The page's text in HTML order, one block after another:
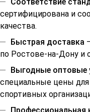
сертифицирована и
качества.
Быстрая доставка
по Ростове-на-Дону и
Выгодные оптовые
специальные цены
спортивных